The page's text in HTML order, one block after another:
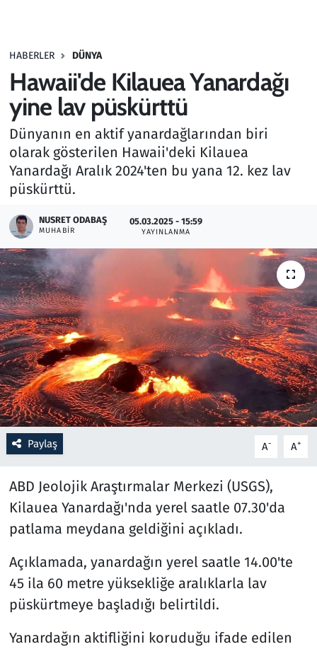
HABERLER DÜNYA
Hawaii'de Kilauea Yanardağı
yine lav püskürttü
Dünyanın en aktif yanardağlarından biri
olarak gösterilen Hawaii'deki Kilauea
Yanardağı Aralık 2024'ten bu yana 12. kez lav
püskürttü.
NUSRET ODABAŞ
MUHABIR
05.03.2025 - 15:59
YAYINLANMA
Paylaş A- A+
ABD Jeolojik Araştırmalar Merkezi (USGS),
Kilauea Yanardağı'nda yerel saatle 07.30'da
patlama meydana geldiğini açıkladı.
Açıklamada, yanardağın yerel saatle 14.00'te
45 ila 60 metre yüksekliğe aralıklarla lav
püskürtmeye başladığı belirtildi.
Yanardağın aktifliğini koruduğu ifade edilen
Haber
Kültür Sanat
Kurumsal Haberler
Lezzet Durağı
Oyun
Ramazan
Resmi İlanlar
Rüya Tabirleri
Sağlık
Savunma Sanayi
Seçim 2023
Spor
Teknoloji ve Bilim
Televizyon